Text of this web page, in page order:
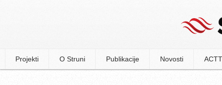
Projekti O Struni Publikacije Novosti